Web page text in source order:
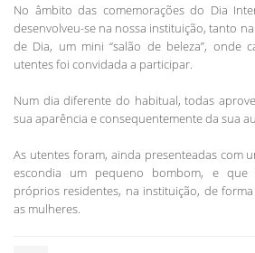
No âmbito das comemorações do Dia
desenvolveu-se na nossa instituição, tanto
de Dia, um mini “salão de beleza”, onde
utentes foi convidada a participar.
Num dia diferente do habitual, todas
sua aparência e consequentemente da sua
As utentes foram, ainda presenteadas com
escondia um pequeno bombom, e que
próprios residentes, na instituição, de
as mulheres.